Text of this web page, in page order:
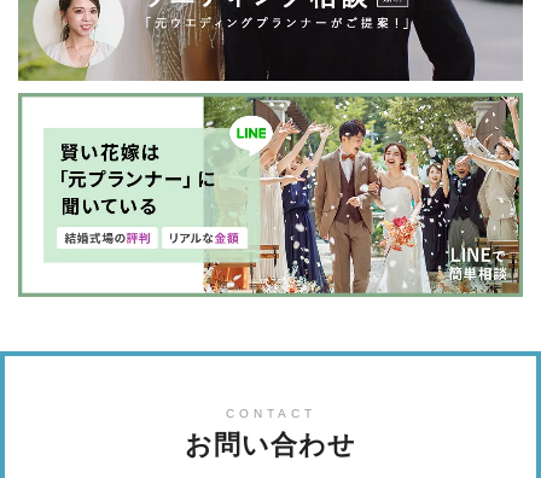
CONTACT
お問い合わせ